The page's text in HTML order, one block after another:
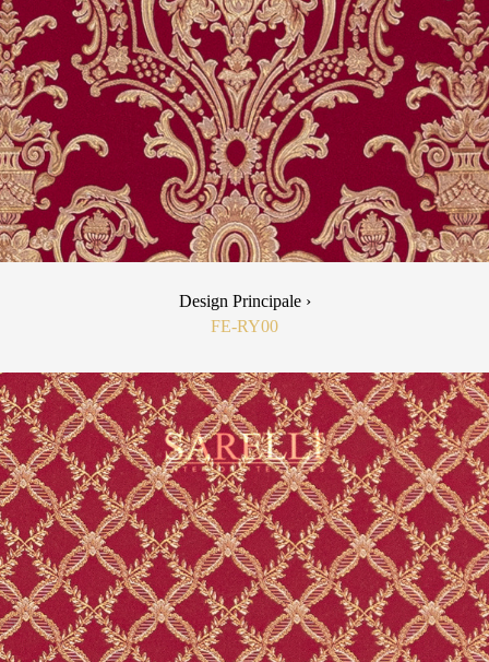
Design Principale ›
FE-RY00